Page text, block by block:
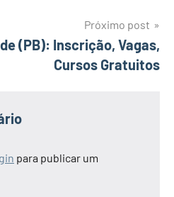
Próximo post
(PB): Inscrição, Vagas,
Cursos Gratuitos
para publicar um